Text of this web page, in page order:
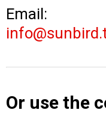
Email:
Or use the